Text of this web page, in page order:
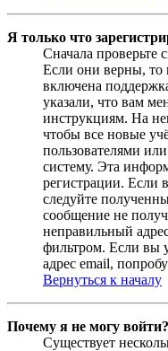
Я только что
Сначала проверьте
Если они верны, то
включена
указали, что вам
инструкциям. На
чтобы все новые
пользователями
систему. Эта
регистрации. Если
следуйте
сообщение не
неправильный
фильтром. Если вы
адрес email,
Вернуться к началу
Почему я не могу войти?
Существует